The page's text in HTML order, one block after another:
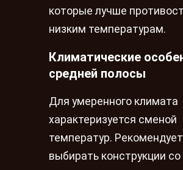
которые лучше
низким температурам.
Климатические
средней полосы
Для умеренного климата
характеризуется сменой
температур.
выбирать конструкции со